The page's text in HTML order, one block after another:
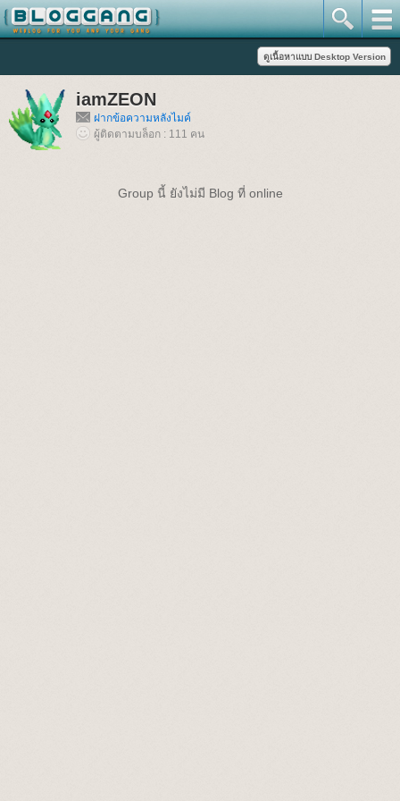
iamZEON
ฝากข้อความหลังไมค์
ผู้ติดตามบล็อก : 111 คน
Group นี้ ยังไม่มี Blog ที่ online